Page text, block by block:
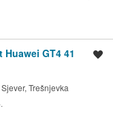
GT4 41
Trešnjevka